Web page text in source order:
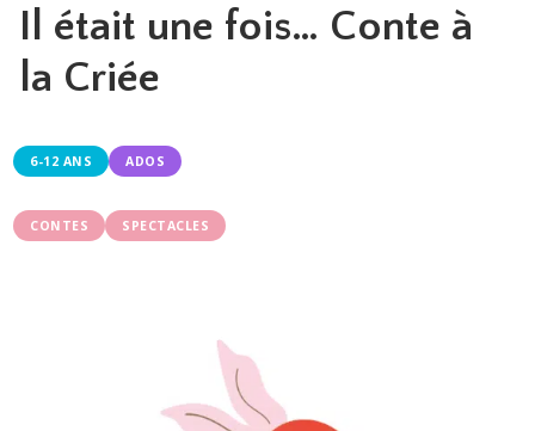
Il était une fois… Conte à
la Criée
6-12 ANS ADOS
CONTES SPECTACLES